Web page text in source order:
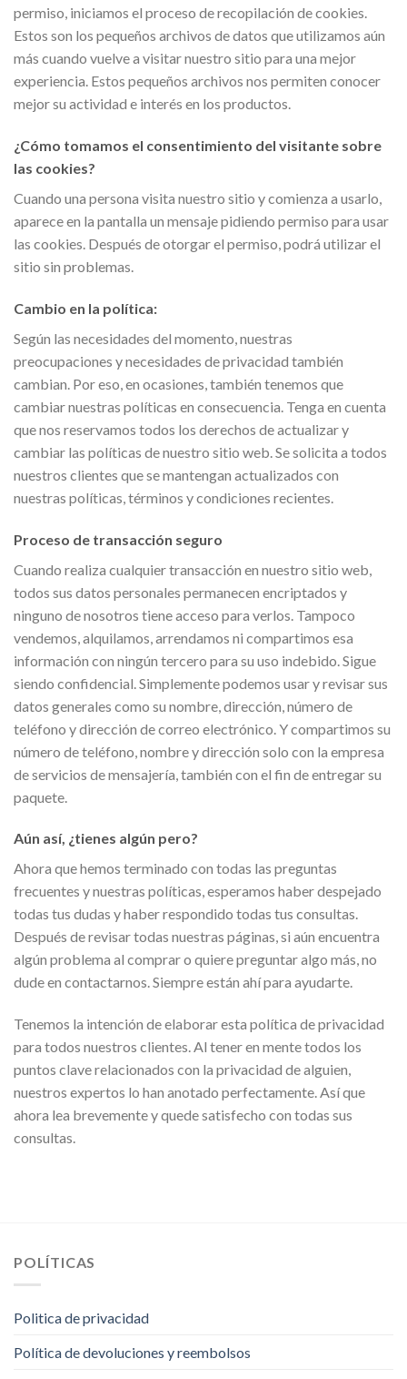
permiso, iniciamos el proceso de recopilación de cookies.
Estos son los pequeños archivos de datos que utilizamos aún
más cuando vuelve a visitar nuestro sitio para una mejor
experiencia. Estos pequeños archivos nos permiten conocer
mejor su actividad e interés en los productos.
¿Cómo tomamos el consentimiento del visitante sobre
las cookies?
Cuando una persona visita nuestro sitio y comienza a usarlo,
aparece en la pantalla un mensaje pidiendo permiso para usar
las cookies. Después de otorgar el permiso, podrá utilizar el
sitio sin problemas.
Cambio en la política:
Según las necesidades del momento, nuestras
preocupaciones y necesidades de privacidad también
cambian. Por eso, en ocasiones, también tenemos que
cambiar nuestras políticas en consecuencia. Tenga en cuenta
que nos reservamos todos los derechos de actualizar y
cambiar las políticas de nuestro sitio web. Se solicita a todos
nuestros clientes que se mantengan actualizados con
nuestras políticas, términos y condiciones recientes.
Proceso de transacción seguro
Cuando realiza cualquier transacción en nuestro sitio web,
todos sus datos personales permanecen encriptados y
ninguno de nosotros tiene acceso para verlos. Tampoco
vendemos, alquilamos, arrendamos ni compartimos esa
información con ningún tercero para su uso indebido. Sigue
siendo confidencial. Simplemente podemos usar y revisar sus
datos generales como su nombre, dirección, número de
teléfono y dirección de correo electrónico. Y compartimos su
número de teléfono, nombre y dirección solo con la empresa
de servicios de mensajería, también con el fin de entregar su
paquete.
Aún así, ¿tienes algún pero?
Ahora que hemos terminado con todas las preguntas
frecuentes y nuestras políticas, esperamos haber despejado
todas tus dudas y haber respondido todas tus consultas.
Después de revisar todas nuestras páginas, si aún encuentra
algún problema al comprar o quiere preguntar algo más, no
dude en contactarnos. Siempre están ahí para ayudarte.
Tenemos la intención de elaborar esta política de privacidad
para todos nuestros clientes. Al tener en mente todos los
puntos clave relacionados con la privacidad de alguien,
nuestros expertos lo han anotado perfectamente. Así que
ahora lea brevemente y quede satisfecho con todas sus
consultas.
POLÍTICAS
Politica de privacidad
Política de devoluciones y reembolsos